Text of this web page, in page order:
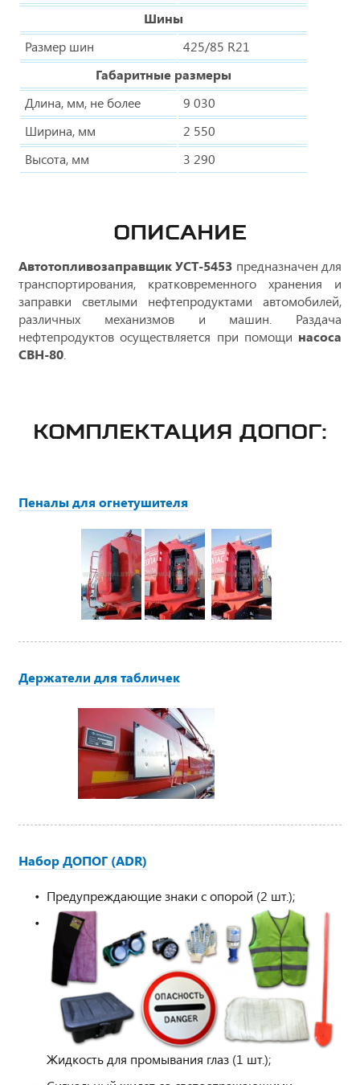
Шины
Размер шин
425/85 R21
Габаритные размеры
Длина, мм, не более
9 030
Ширина, мм
2 550
Высота, мм
3 290
ОПИСАНИЕ
Автотопливозаправщик УСТ-5453 предназначен для
транспортирования, кратковременного хранения и
заправки светлыми нефтепродуктами автомобилей,
различных механизмов и машин. Раздача
нефтепродуктов осуществляется при помощи насоса
СВН-80.
КОМПЛЕКТАЦИЯ ДОПОГ:
Пеналы для огнетушителя
Держатели для табличек
Набор ДОПОГ (ADR)
Предупреждающие знаки с опорой (2 шт.);
Жидкость для промывания глаз (1 шт.);